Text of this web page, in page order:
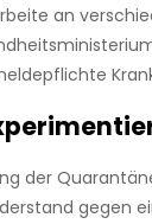
an
der
gegen